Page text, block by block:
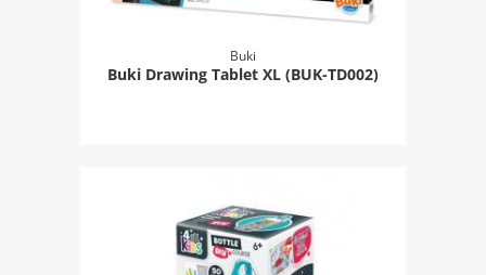
Buki
Buki Drawing Tablet XL (BUK-TD002)